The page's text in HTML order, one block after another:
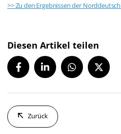
>> Zu den Ergebnissen der
Diesen Artikel teilen
Zurück